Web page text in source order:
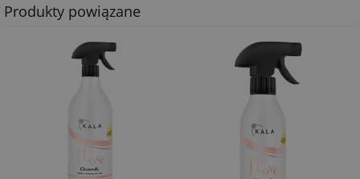
Produkty powiązane